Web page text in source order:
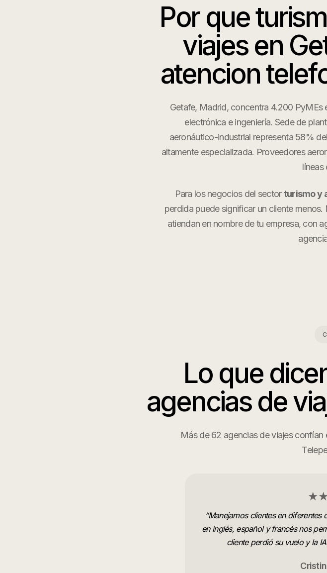
Por que
viajesen
atencion
Getafe, Madrid, concentra 4.200
electrónica e ingeniería. Sede de
aeronáutico-industrial representa 58%
altamente especializada. Proveedores
líneas
Para los negocios del sectorturismo y
perdida puede significar un cliente
atiendan en nombre de tu empresa, con
Lo que
agencias de
Más de 62 agencias de viajes confían
“Manejamos clientes en diferentes
en inglés, español y francés nos
cliente perdió su vuelo y la